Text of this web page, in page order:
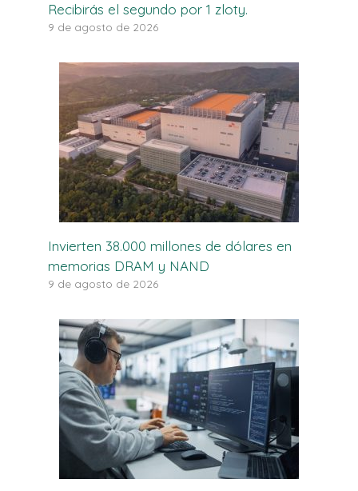
Recibirás el segundo por 1 zloty.
9 de agosto de 2026
Invierten 38.000 millones de dólares en
memorias DRAM y NAND
9 de agosto de 2026